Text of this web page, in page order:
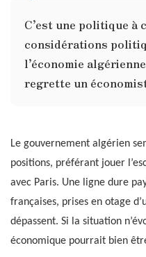
C’est une politique à
considérations
l’économie
regrette un
Le gouvernement algérien
positions, préférant jouer
avec Paris. Une ligne dure
françaises, prises en otage
dépassent. Si la situation
économique pourrait bien